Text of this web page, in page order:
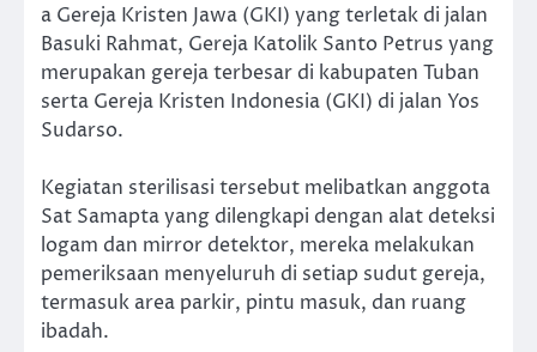
a Gereja Kristen Jawa (GKI) yang terletak di jalan
Basuki Rahmat, Gereja Katolik Santo Petrus yang
merupakan gereja terbesar di kabupaten Tuban
serta Gereja Kristen Indonesia (GKI) di jalan Yos
Sudarso.
Kegiatan sterilisasi tersebut melibatkan anggota
Sat Samapta yang dilengkapi dengan alat deteksi
logam dan mirror detektor, mereka melakukan
pemeriksaan menyeluruh di setiap sudut gereja,
termasuk area parkir, pintu masuk, dan ruang
ibadah.